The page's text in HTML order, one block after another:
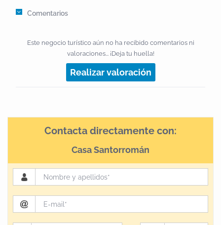
Comentarios
Este negocio turístico aún no ha recibido comentarios ni
valoraciones... ¡Deja tu huella!
Realizar valoración
Contacta directamente con:
Casa Santorromán